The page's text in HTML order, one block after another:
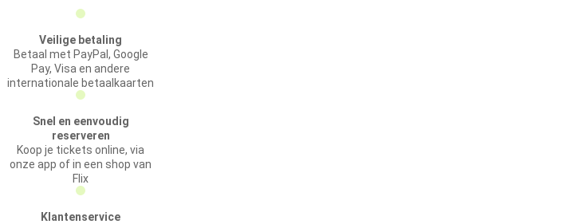
Veilige betaling
Betaal met PayPal, Google
Pay, Visa en andere
internationale betaalkaarten
Snel en eenvoudig
reserveren
Koop je tickets online, via
onze app of in een shop van
Flix
Klantenservice